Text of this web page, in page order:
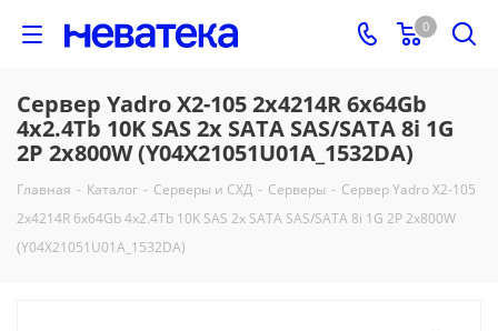
0
Сервер Yadro X2-105 2x4214R 6x64Gb
4x2.4Tb 10K SAS 2x SATA SAS/SATA 8i 1G
2P 2x800W (Y04X21051U01A_1532DA)
Главная - Каталог - Серверы и СХД - Серверы - Сервер Yadro X2-105
2x4214R 6x64Gb 4x2.4Tb 10K SAS 2x SATA SAS/SATA 8i 1G 2P 2x800W
(Y04X21051U01A_1532DA)